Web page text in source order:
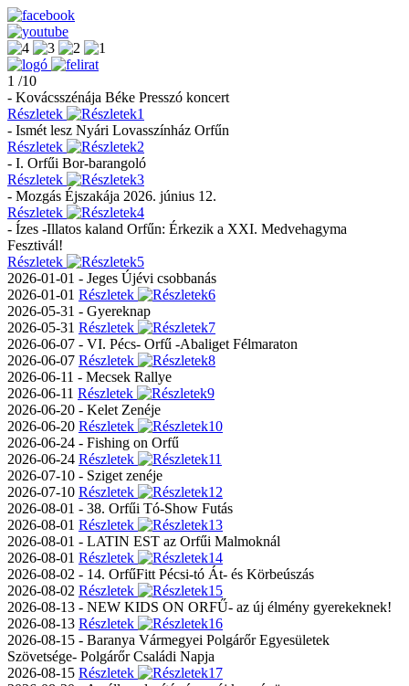
1 /10
- Kovácsszénája Béke Presszó koncert
Részletek
- Ismét lesz Nyári Lovasszínház Orfűn
Részletek
- I. Orfűi Bor-barangoló
Részletek
- Mozgás Éjszakája 2026. június 12.
Részletek
- Ízes -Illatos kaland Orfűn: Érkezik a XXI. Medvehagyma
Fesztivál!
Részletek
2026-01-01 - Jeges Újévi csobbanás
2026-01-01 Részletek
2026-05-31 - Gyereknap
2026-05-31 Részletek
2026-06-07 - VI. Pécs- Orfű -Abaliget Félmaraton
2026-06-07 Részletek
2026-06-11 - Mecsek Rallye
2026-06-11 Részletek
2026-06-20 - Kelet Zenéje
2026-06-20 Részletek
2026-06-24 - Fishing on Orfű
2026-06-24 Részletek
2026-07-10 - Sziget zenéje
2026-07-10 Részletek
2026-08-01 - 38. Orfűi Tó-Show Futás
2026-08-01 Részletek
2026-08-01 - LATIN EST az Orfűi Malmoknál
2026-08-01 Részletek
2026-08-02 - 14. OrfűFitt Pécsi-tó Át- és Körbeúszás
2026-08-02 Részletek
2026-08-13 - NEW KIDS ON ORFŰ- az új élmény gyerekeknek!
2026-08-13 Részletek
2026-08-15 - Baranya Vármegyei Polgárőr Egyesületek
Szövetsége- Polgárőr Családi Napja
2026-08-15 Részletek